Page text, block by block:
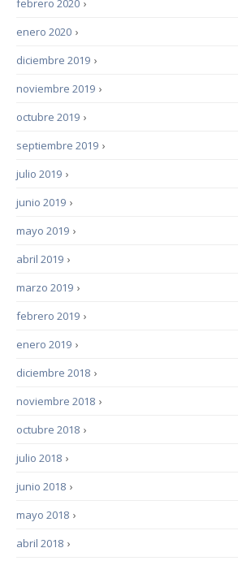
›
febrero 2020
›
enero 2020
›
diciembre 2019
›
noviembre 2019
›
octubre 2019
›
septiembre 2019
›
julio 2019
›
junio 2019
›
mayo 2019
›
abril 2019
›
marzo 2019
›
febrero 2019
›
enero 2019
›
diciembre 2018
›
noviembre 2018
›
octubre 2018
›
julio 2018
›
junio 2018
›
mayo 2018
›
abril 2018